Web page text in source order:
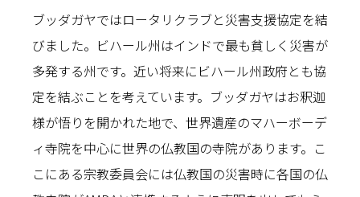
ブッダガヤではロータリクラブと災害支援協定を結
びました。ビハール州はインドで最も貧しく災害が
多発する州です。近い将来にビハール州政府とも協
定を結ぶことを考えています。ブッダガヤはお釈迦
様が悟りを開かれた地で、世界遺産のマハーボーデ
ィ寺院を中心に世界の仏教国の寺院があります。こ
こにある宗教委員会には仏教国の災害時に各国の仏